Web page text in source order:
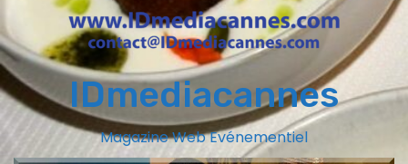
IDmediacannes
Magazine Web Evénementiel